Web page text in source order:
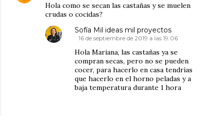
Hola como se secan las castañas y se muelen
crudas o cocidas?
Sofía Mil ideas mil proyectos
16 de septiembre de 2019 a las 19:06
Hola Mariana, las castañas ya se
compran secas, pero no se pueden
cocer, para hacerlo en casa tendrías
que hacerlo en el horno peladas y a
baja temperatura durante 1 hora